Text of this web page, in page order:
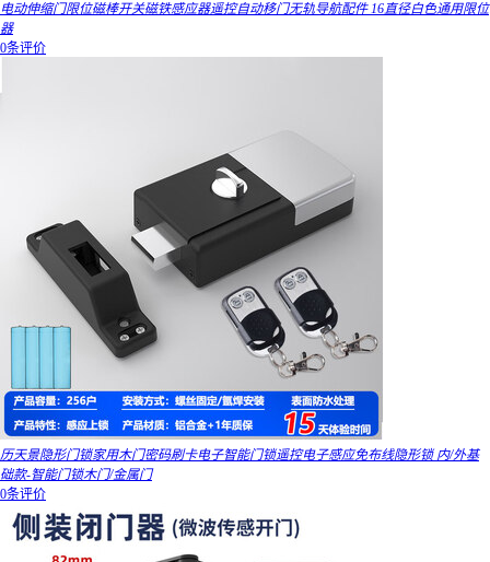
电动伸缩门限位磁棒开关磁铁感应器遥控自动移门无轨导航配件 16直径白色通用限位
器
0条评价
历天景隐形门锁家用木门密码刷卡电子智能门锁遥控电子感应免布线隐形锁 内/外基
础款-智能门锁木门/金属门
0条评价